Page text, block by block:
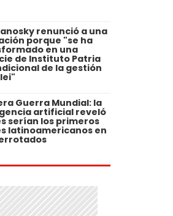
renunció a una
porque "se ha
en una
de Instituto Patria
de la gestión
Guerra Mundial: la
artificial reveló
serían los primeros
latinoamericanos en